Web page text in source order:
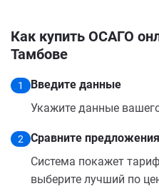
Как купить ОСАГО
Тамбове
1
Введите данные
Укажите данные
2
Сравните предложения
Система покажет
выберите лучший по